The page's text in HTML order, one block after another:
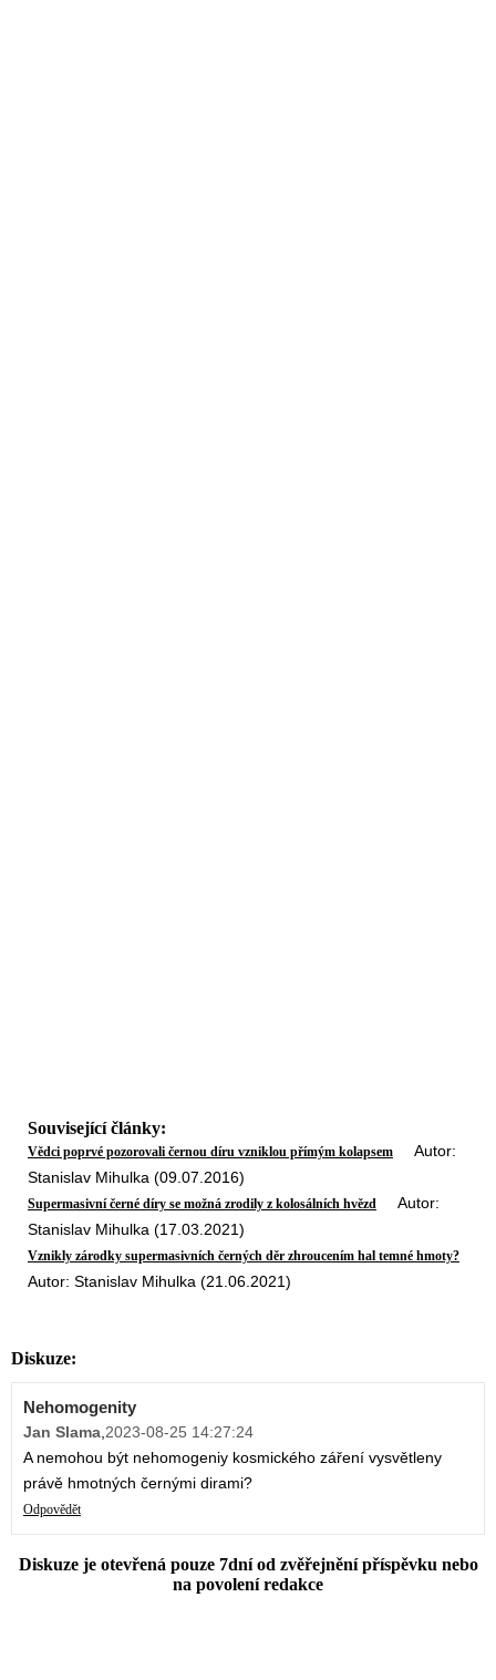
Související články:
Vědci poprvé pozorovali černou díru vzniklou přímým kolapsem Autor:
Stanislav Mihulka (09.07.2016)
Supermasivní černé díry se možná zrodily z kolosálních hvězd Autor:
Stanislav Mihulka (17.03.2021)
Vznikly zárodky supermasivních černých děr zhroucením hal temné hmoty?
Autor: Stanislav Mihulka (21.06.2021)
Diskuze:
Nehomogenity
Jan Slama,2023-08-25 14:27:24
A nemohou být nehomogeniy kosmického záření vysvětleny
právě hmotných černými dirami?
Odpovědět
Diskuze je otevřená pouze 7dní od zvěřejnění příspěvku nebo
na povolení redakce